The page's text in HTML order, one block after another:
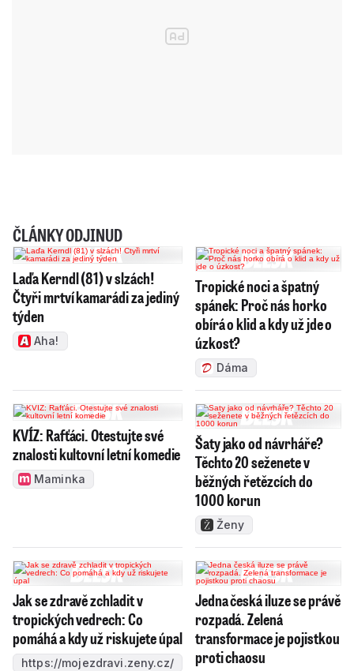
ČLÁNKY ODJINUD
Laďa Kerndl (81) v slzách!
Čtyři mrtví kamarádi za jediný
týden
Aha!
Tropické noci a špatný
spánek: Proč nás horko
obírá o klid a kdy už jde o
úzkost?
Dáma
KVÍZ: Rafťáci. Otestujte své
znalosti kultovní letní komedie
Maminka
Šaty jako od návrháře?
Těchto 20 seženete v
běžných řetězcích do
1000 korun
Ženy
Jak se zdravě zchladit v
tropických vedrech: Co
pomáhá a kdy už riskujete úpal
https://mojezdravi.zeny.cz/
Jedna česká iluze se právě
rozpadá. Zelená
transformace je pojistkou
proti chaosu